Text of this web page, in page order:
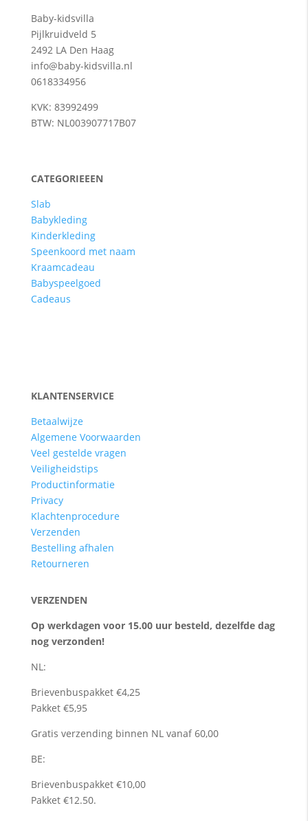
Baby-kidsvilla
Pijlkruidveld 5
2492 LA Den Haag
info@baby-kidsvilla.nl
0618334956
KVK: 83992499
BTW: NL003907717B07
CATEGORIEEEN
Slab
Babykleding
Kinderkleding
Speenkoord met naam
Kraamcadeau
Babyspeelgoed
Cadeaus
KLANTENSERVICE
Betaalwijze
Algemene Voorwaarden
Veel gestelde vragen
Veiligheidstips
Productinformatie
Privacy
Klachtenprocedure
Verzenden
Bestelling afhalen
Retourneren
VERZENDEN
Op werkdagen voor 15.00 uur besteld, dezelfde dag
nog verzonden!
NL:
Brievenbuspakket €4,25
Pakket €5,95
Gratis verzending binnen NL vanaf 60,00
BE:
Brievenbuspakket €10,00
Pakket €12.50.